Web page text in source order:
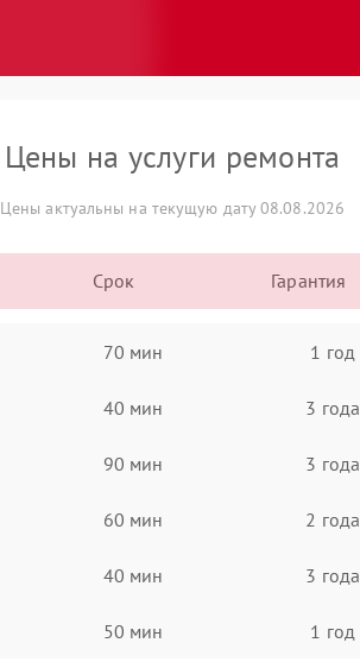
Цены на услуги ремонта
Цены актуальны на текущую дату 08.08.2026
Срок Гарантия
70 мин 1 год
40 мин 3 года
90 мин 3 года
60 мин 2 года
40 мин 3 года
50 мин 1 год